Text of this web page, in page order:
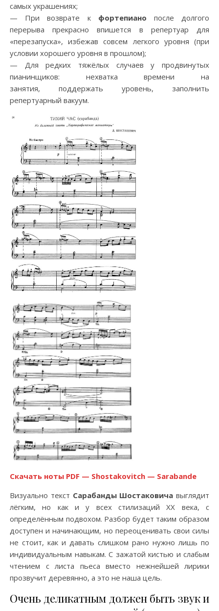
самых украшениях;
— При возврате к фортепиано после долгого
перерыва прекрасно впишется в репертуар для
«перезапуска», избежав совсем легкого уровня (при
условии хорошего уровня в прошлом);
— Для редких тяжёлых случаев у продвинутых
пианинщиков: нехватка времени на
занятия, поддержать уровень, заполнить
репертуарный вакуум.
Скачать ноты PDF — Shostakovitch — Sarabande
Визуально текст Сарабанды Шостаковича выглядит
лёгким, но как и у всех стилизаций ХХ века, с
определённым подвохом. Разбор будет таким образом
доступен и начинающим, но переоценивать свои силы
не стоит, как и давать слишком рано нужно лишь по
индивидуальным навыкам. С зажатой кистью и слабым
чтением с листа пьеса вместо нежнейшей лирики
прозвучит деревянно, а это не наша цель.
Очень деликатным должен быть звук и